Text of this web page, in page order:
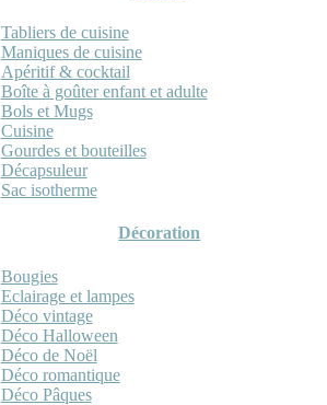
Tabliers de cuisine
Maniques de cuisine
Apéritif & cocktail
Boîte à goûter enfant et adulte
Bols et Mugs
Cuisine
Gourdes et bouteilles
Décapsuleur
Sac isotherme
Décoration
Bougies
Eclairage et lampes
Déco vintage
Déco Halloween
Déco de Noël
Déco romantique
Déco Pâques